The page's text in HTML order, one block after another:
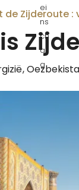
de Zijderoute